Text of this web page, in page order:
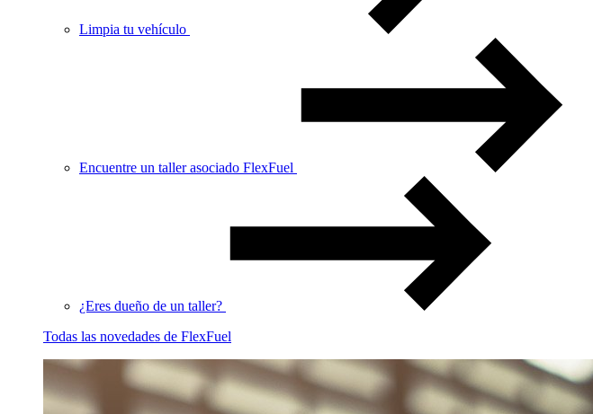
Limpia tu vehículo
Encuentre un taller asociado FlexFuel
¿Eres dueño de un taller?
Todas las novedades de FlexFuel